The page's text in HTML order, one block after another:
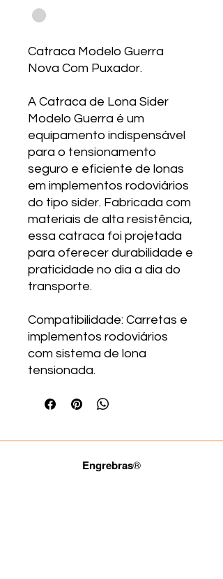
Catraca Modelo Guerra
Nova Com Puxador.
A Catraca de Lona Sider
Modelo Guerra é um
equipamento indispensável
para o tensionamento
seguro e eficiente de lonas
em implementos rodoviários
do tipo sider. Fabricada com
materiais de alta resistência,
essa catraca foi projetada
para oferecer durabilidade e
praticidade no dia a dia do
transporte.
Compatibilidade: Carretas e
implementos rodoviários
com sistema de lona
tensionada.
Engrebras®